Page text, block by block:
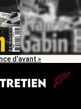
d’avant »